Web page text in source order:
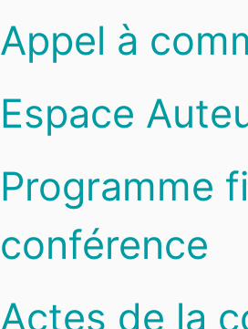
Appel à
Espace
Programme
conférence
Actes de la